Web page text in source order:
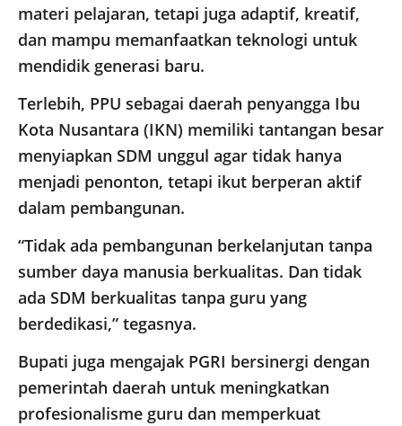
materi pelajaran, tetapi juga adaptif, kreatif,
dan mampu memanfaatkan teknologi untuk
mendidik generasi baru.
Terlebih, PPU sebagai daerah penyangga Ibu
Kota Nusantara (IKN) memiliki tantangan besar
menyiapkan SDM unggul agar tidak hanya
menjadi penonton, tetapi ikut berperan aktif
dalam pembangunan.
“Tidak ada pembangunan berkelanjutan tanpa
sumber daya manusia berkualitas. Dan tidak
ada SDM berkualitas tanpa guru yang
berdedikasi,” tegasnya.
Bupati juga mengajak PGRI bersinergi dengan
pemerintah daerah untuk meningkatkan
profesionalisme guru dan memperkuat